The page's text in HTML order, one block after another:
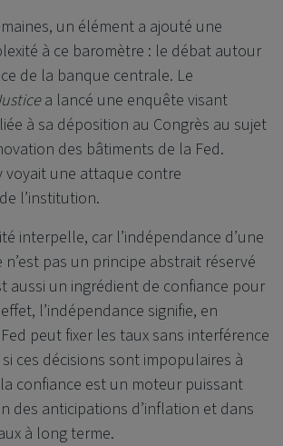
un élément a ajouté une
à ce baromètre : le débat autour
de la banque centrale. Le
a lancé une enquête visant
à sa déposition au Congrès au sujet
des bâtiments de la Fed.
voyait une attaque contre
l’institution.
interpelle, car l’indépendance d’une
pas un principe abstrait réservé
aussi un ingrédient de confiance pour
l’indépendance signifie, en
peut fixer les taux sans interférence
ces décisions sont impopulaires à
confiance est un moteur puissant
des anticipations d’inflation et dans
à long terme.